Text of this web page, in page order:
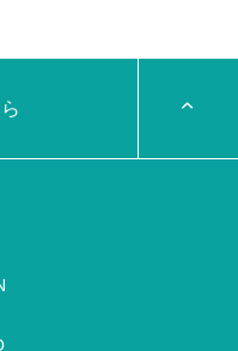
ってくれます♡ 東京から参
しの曲をソロ踊ります […]